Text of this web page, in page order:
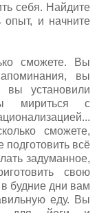
себя. Найдите
опыт, и начните
сможете. Вы
вы
установили
мириться с
сможете,
подготовить всё
задуманное,
свою
будние дни вам
еду. Вы